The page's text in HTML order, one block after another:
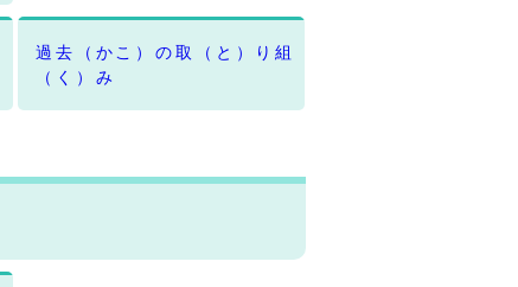
過去（かこ）の取（と）り組
（く）み